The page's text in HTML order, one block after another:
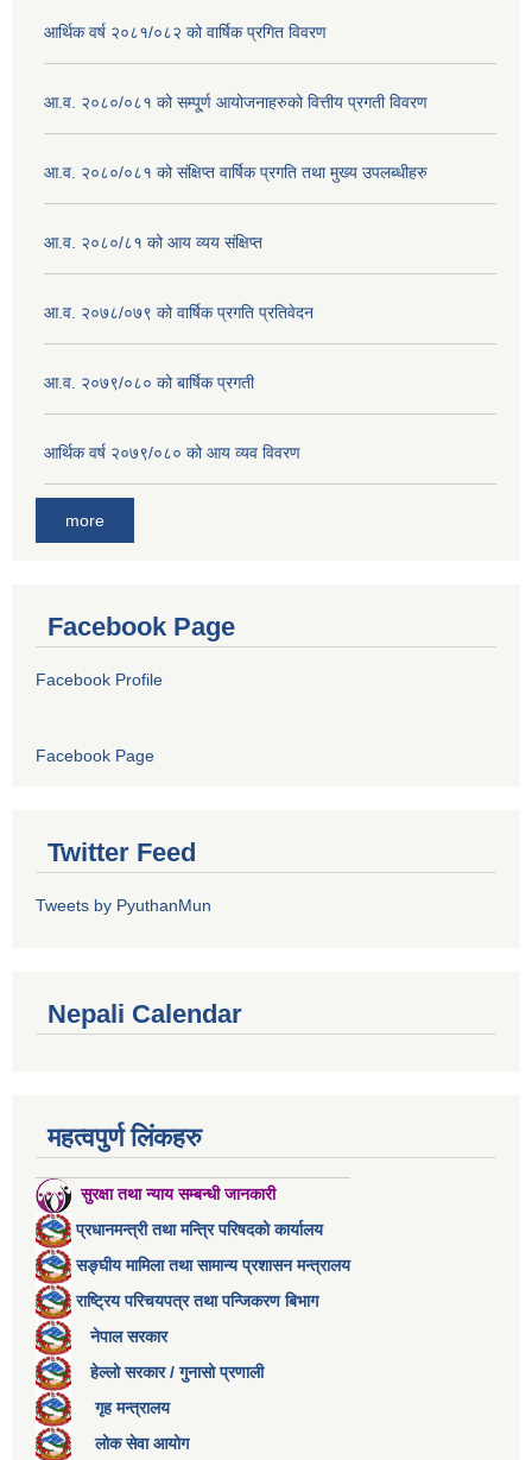
आर्थिक वर्ष २०८१/०८२ को वार्षिक प्रगित विवरण
आ.व. २०८०/०८१ को सम्पू्र्ण आयोजनाहरुको वित्तीय प्रगती विवरण
आ.व. २०८०/०८१ को संक्षिप्त वार्षिक प्रगति तथा मुख्य उपलब्धीहरु
आ.व. २०८०/८१ को आय व्यय संक्षिप्त
आ.व. २०७८/०७९ को वार्षिक प्रगति प्रतिवेदन
आ.व. २०७९/०८० को बार्षिक प्रगती
आर्थिक वर्ष २०७९/०८० को आय व्यव विवरण
more
Facebook Page
Facebook Profile
Facebook Page
Twitter Feed
Tweets by PyuthanMun
Nepali Calendar
महत्वपुर्ण लिंकहरु
सुरक्षा तथा न्याय सम्बन्धी जानकारी
प्रधानमन्त्री तथा मन्त्रि परिषदको कार्यालय
सङ्घीय मामिला तथा सामान्य प्रशासन मन्त्रालय
राष्ट्रिय परिचयपत्र तथा पन्जिकरण बिभाग
नेपाल सरकार
हेल्लो सरकार / गुनासो प्रणाली
गृह मन्त्रालय
लोक सेवा आयोग